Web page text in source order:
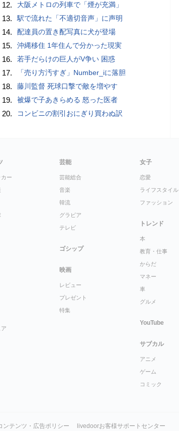
12. 大阪メトロの列車で「煙が充満」
13. 駅で流れた「不適切音声」に声明
14. 配達員の置き配写真に犬が登場
15. 沖縄移住 1年住んで分かった現実
16. 若手だらけの巨人がV争い 困惑
17. 「売り方汚すぎ」Number_iに落胆
18. 藤川監督 死球口撃で敵を増やす
19. 被爆で子あきらめる 怒った医者
20. コンビニの割引おにぎり買わぬ訳
ー
芸能
芸能総合
音楽
韓流
グラビア
テレビ
ゴシップ
映画
レビュー
プレゼント
特集
女子
恋愛
ライフスタイル
ファッション
トレンド
本
教育・仕事
からだ
マネー
車
グルメ
YouTube
サブカル
アニメ
ゲーム
コミック
ンテンツ・広告ポリシー livedoorお客様サポートセンター